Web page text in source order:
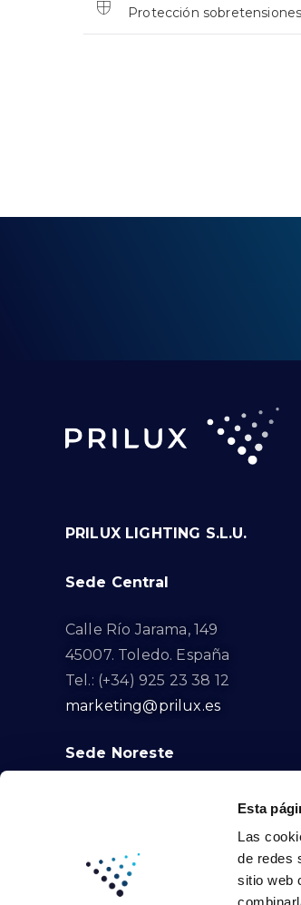
Esta
Las
de redes
sitio web
Protección sobretensiones
PRILUX LIGHTING S.L.U.
Sede Central
Calle Río Jarama, 149
45007. Toledo. España
Tel.: (+34) 925 23 38 12
marketing@prilux.es
Sede Noreste
Calle Del Torrent Fondo, s/n
Barcelona. España
Tel.: (+34) 93 719 23 29